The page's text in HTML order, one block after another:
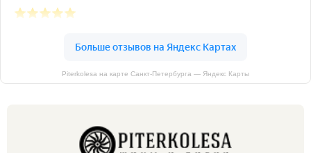
Piterkolesa на карте Санкт‑Петербурга — Яндекс Карты